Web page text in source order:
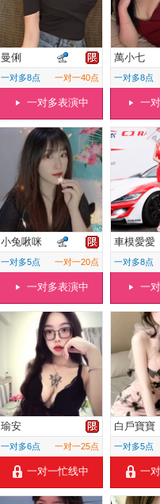
曼俐
一对多8点 一对一40点
一对多表演中
萬小七
一对多8点
一
小兔啾咪
一对多5点 一对一20点
一对多表演中
車模愛愛
一对多8点
一
瑜安
一对多6点 一对一25点
一对一忙线中
白戶寶寶
一对多5点
一